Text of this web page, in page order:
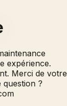
expérience.
Merci de votre
?